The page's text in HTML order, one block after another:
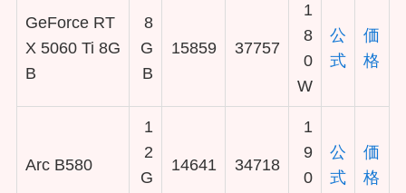
GeForce RT
X 5060 Ti 8G
B
8
G
B
15859 37757
1
8
0
W
公
式
価
格
Arc B580
1
2
G
14641 34718
1
9
0
公
式
価
格